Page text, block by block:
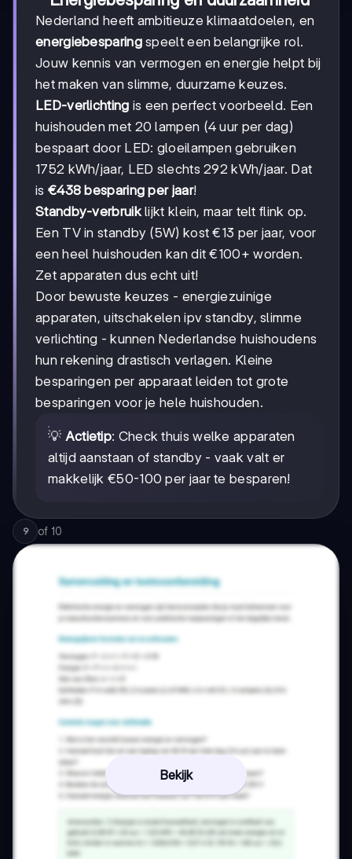
Nederland heeft ambitieuze klimaatdoelen, en
energiebesparingspeelt een belangrijke rol.
Jouw kennis van vermogen en energie helpt bij
het maken van slimme, duurzame keuzes.
LED-verlichting is een perfect voorbeeld. Een
huishouden met 20 lampen (4 uur per dag)
bespaart door LED: gloeilampen gebruiken
1752 kWh/jaar, LED slechts 292 kWh/jaar. Dat
is €438 besparing per jaar!
Standby-verbruiklijkt klein, maar telt flink op.
Een TV in standby (5W) kost €13 per jaar, voor
een heel huishouden kan dit €100+ worden.
Zet apparaten dus echt uit!
Door bewuste keuzes - energiezuinige
apparaten, uitschakelen ipv standby, slimme
verlichting - kunnen Nederlandse huishoudens
hun rekening drastisch verlagen. Kleine
besparingen per apparaat leiden tot grote
besparingen voor je hele huishouden.
💡 Actietip: Check thuis welke apparaten
altijd aanstaan of standby - vaak valt er
makkelijk €50-100 per jaar te besparen!
9 of 10
Bekijk